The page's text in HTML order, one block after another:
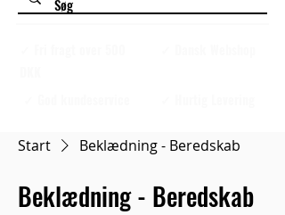
Start Beklædning - Beredskab
Beklædning - Beredskab